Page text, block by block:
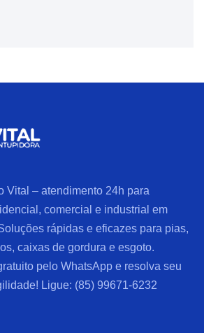
Vital – atendimento 24h para
comercial e industrial em
rápidas e eficazes para pias,
caixas de gordura e esgoto.
pelo WhatsApp e resolva seu
Ligue: (85) 99671-6232